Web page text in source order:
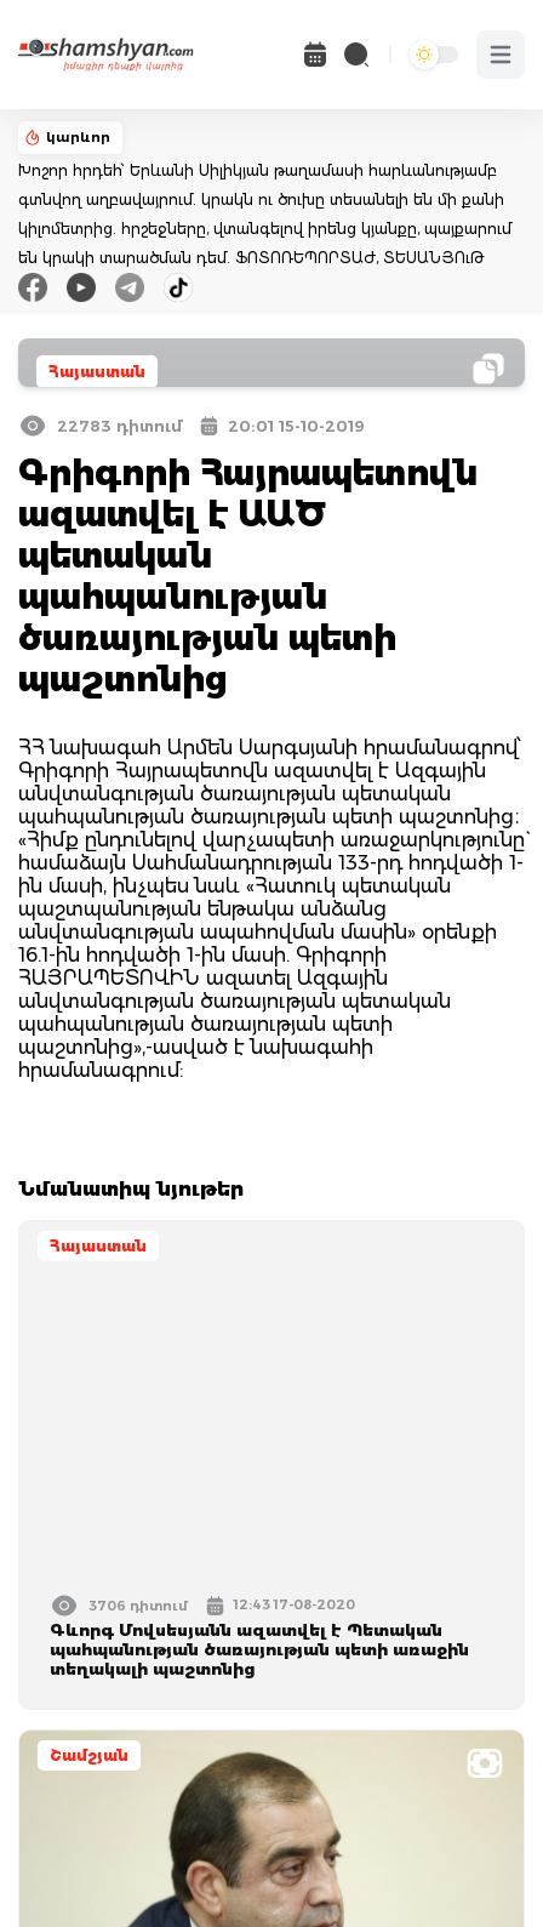
Open
կարևոր
Խոշոր հրդեհ՝ Երևանի Սիլիկյան թաղամասի հարևանությամբ
գտնվող աղբավայրում. կրակն ու ծուխը տեսանելի են մի քանի
կիլոմետրից. հրշեջները, վտանգելով իրենց կյանքը, պայքարում
են կրակի տարածման դեմ. ՖՈՏՈՌԵՊՈՐՏԱԺ, ՏԵՍԱՆՅՈւԹ
Հայաստան
22783 դիտում 20:01 15-10-2019
Գրիգորի Հայրապետովն
ազատվել է ԱԱԾ
պետական
պահպանության
ծառայության պետի
պաշտոնից
ՀՀ նախագահ Արմեն Սարգսյանի հրամանագրով՝
Գրիգորի Հայրապետովն ազատվել է Ազգային
անվտանգության ծառայության պետական
պահպանության ծառայության պետի պաշտոնից։
«Հիմք ընդունելով վարչապետի առաջարկությունը`
համաձայն Սահմանադրության 133-րդ հոդվածի 1-
ին մասի, ինչպես նաև «Հատուկ պետական
պաշտպանության ենթակա անձանց
անվտանգության ապահովման մասին» օրենքի
16.1-ին հոդվածի 1-ին մասի. Գրիգորի
ՀԱՅՐԱՊԵՏՈՎԻՆ ազատել Ազգային
անվտանգության ծառայության պետական
պահպանության ծառայության պետի
պաշտոնից»,-ասված է նախագահի
հրամանագրում:
Նմանատիպ նյութեր
Հայաստան
3706 դիտում 12:43 17-08-2020
Գևորգ Մովսեսյանն ազատվել է Պետական
պահպանության ծառայության պետի առաջին
տեղակալի պաշտոնից
Շամշյան